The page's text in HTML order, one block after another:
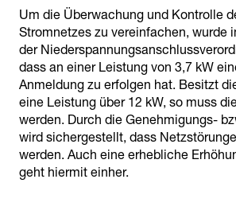
Um die Überwachung und Kontrolle
Stromnetzes zu vereinfachen, wurde
der
dass an einer Leistung von 3,7 kW
Anmeldung zu erfolgen hat. Besitzt
eine Leistung über 12 kW, so muss
werden. Durch die Genehmigungs-
wird sichergestellt, dass
werden. Auch eine erhebliche
geht hiermit einher.